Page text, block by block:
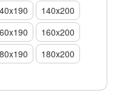
140х200
160x200
180х200